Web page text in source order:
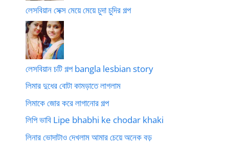
লেসবিয়ান সেক্স মেয়ে মেয়ে চুদা চুদির গল্প
লেসবিয়ান চটি গল্প bangla lesbian story
লিমার দুধের বোটা কামড়াতে লাগলাম
লিমাকে জোর করে লাগানোর গল্প
লিপি ভাবি Lipe bhabhi ke chodar khaki
লিনার ভোদাটাও দেখলাম আমার চেয়ে অনেক বড়